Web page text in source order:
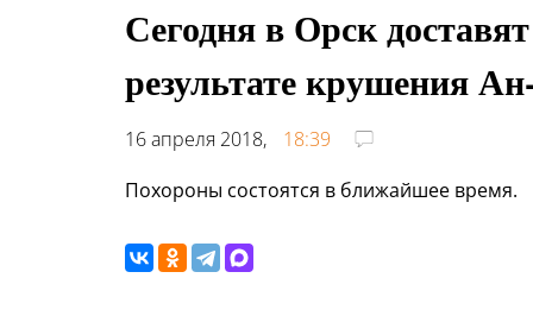
Сегодня в Орск
результате крушения
16 апреля 2018,
18:39
Похороны состоятся в ближайшее время.